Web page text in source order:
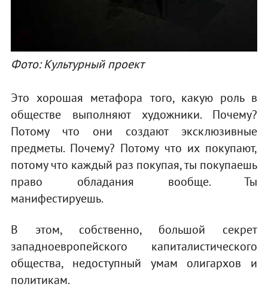
Фото: Культурный проект
Это хорошая метафора того, какую роль в
обществе выполняют художники. Почему?
Потому что они создают эксклюзивные
предметы. Почему? Потому что их покупают,
потому что каждый раз покупая, ты покупаешь
право обладания вообще. Ты
манифестируешь.
В этом, собственно, большой секрет
западноевропейского капиталистического
общества, недоступный умам олигархов и
политикам.